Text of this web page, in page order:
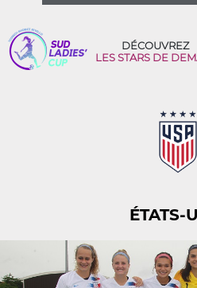
DÉCOUVREZ
LES STARS DE
ÉTATS-